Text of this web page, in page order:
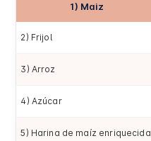
1) Maiz
2) Frijol
3) Arroz
4) Azúcar
5) Harina de maíz enriquecida